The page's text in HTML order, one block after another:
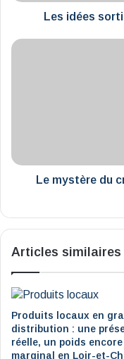
Les idées
Le
légende
urbaineLe mystère du
Articles similaires
Produits locaux en
distribution : une
réelle, un poids encore
marginal en Loir-et-